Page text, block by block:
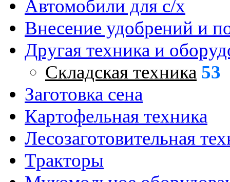
Автомобили для с/х
Внесение удобрений и
Другая техника и
Складская техника 53
Заготовка сена
Картофельная техника
Лесозаготовительная
Тракторы